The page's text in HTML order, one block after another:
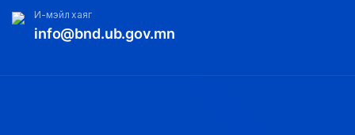
И-мэйл хаяг
info@bnd.ub.gov.mn